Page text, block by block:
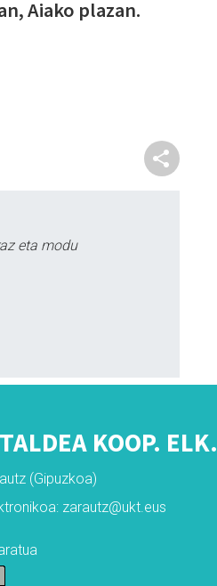
Aiako plazan.
eta modu
KOOP. ELK.
(Gipuzkoa)
zarautz@ukt.eus